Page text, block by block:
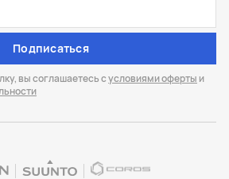
Подписаться
вы соглашаетесь сусловиями оферты и